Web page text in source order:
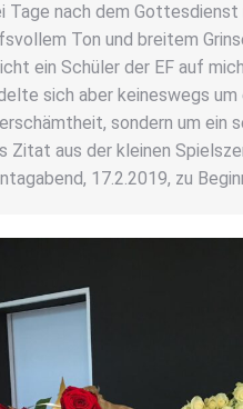
Tage nach dem
Ton und brei­tem
ein Schü­ler der EF auf
sich aber kei­nes­wegs um
son­dern um ein
Zitat aus der klei­nen
17.2.2019, zu